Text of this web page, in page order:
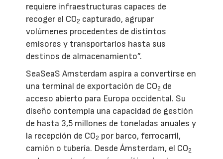
requiere infraestructuras capaces de
recoger el CO2 capturado, agrupar
volúmenes procedentes de distintos
emisores y transportarlos hasta sus
destinos de almacenamiento”.
SeaSeaS Amsterdam aspira a convertirse en
una terminal de exportación de CO2 de
acceso abierto para Europa occidental. Su
diseño contempla una capacidad de gestión
de hasta 3,5 millones de toneladas anuales y
la recepción de CO2 por barco, ferrocarril,
camión o tubería. Desde Ámsterdam, el CO2